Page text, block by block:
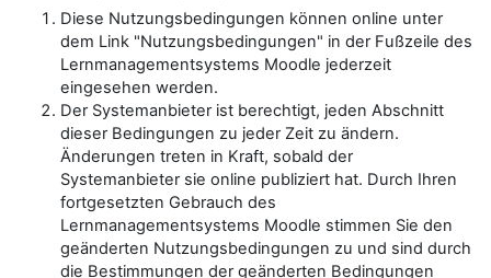
Diese Nutzungsbedingungen können online unter
dem Link "Nutzungsbedingungen" in der Fußzeile des
Lernmanagementsystems Moodle jederzeit
eingesehen werden.
Der Systemanbieter ist berechtigt, jeden Abschnitt
dieser Bedingungen zu jeder Zeit zu ändern.
Änderungen treten in Kraft, sobald der
Systemanbieter sie online publiziert hat. Durch Ihren
fortgesetzten Gebrauch des
Lernmanagementsystems Moodle stimmen Sie den
geänderten Nutzungsbedingungen zu und sind durch
die Bestimmungen der geänderten Bedingungen